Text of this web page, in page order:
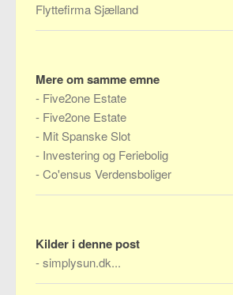
Flyttefirma Sjælland
Mere om samme emne
- Five2one Estate
- Five2one Estate
- Mit Spanske Slot
- Investering og Feriebolig
-Co'ensus Verdensboliger
Kilder i denne post
-simplysun.dk...